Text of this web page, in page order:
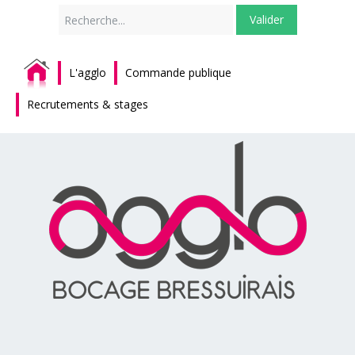
Valider
L'agglo Commande publique
Recrutements & stages